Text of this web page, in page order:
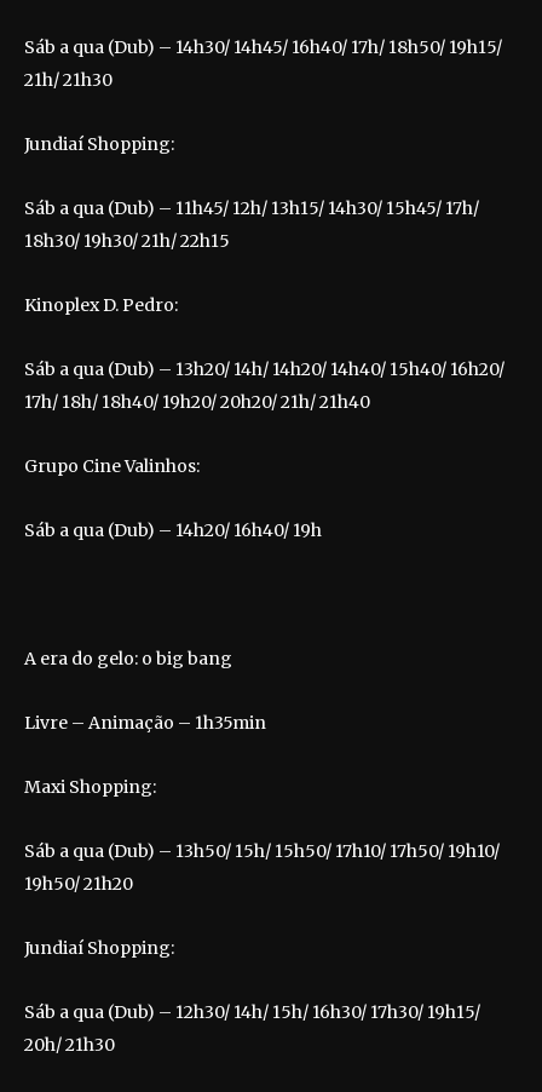
Sáb a qua (Dub) – 14h30/ 14h45/ 16h40/ 17h/ 18h50/ 19h15/
21h/ 21h30
Jundiaí Shopping:
Sáb a qua (Dub) – 11h45/ 12h/ 13h15/ 14h30/ 15h45/ 17h/
18h30/ 19h30/ 21h/ 22h15
Kinoplex D. Pedro:
Sáb a qua (Dub) – 13h20/ 14h/ 14h20/ 14h40/ 15h40/ 16h20/
17h/ 18h/ 18h40/ 19h20/ 20h20/ 21h/ 21h40
Grupo Cine Valinhos:
Sáb a qua (Dub) – 14h20/ 16h40/ 19h
A era do gelo: o big bang
Livre – Animação – 1h35min
Maxi Shopping:
Sáb a qua (Dub) – 13h50/ 15h/ 15h50/ 17h10/ 17h50/ 19h10/
19h50/ 21h20
Jundiaí Shopping:
Sáb a qua (Dub) – 12h30/ 14h/ 15h/ 16h30/ 17h30/ 19h15/
20h/ 21h30